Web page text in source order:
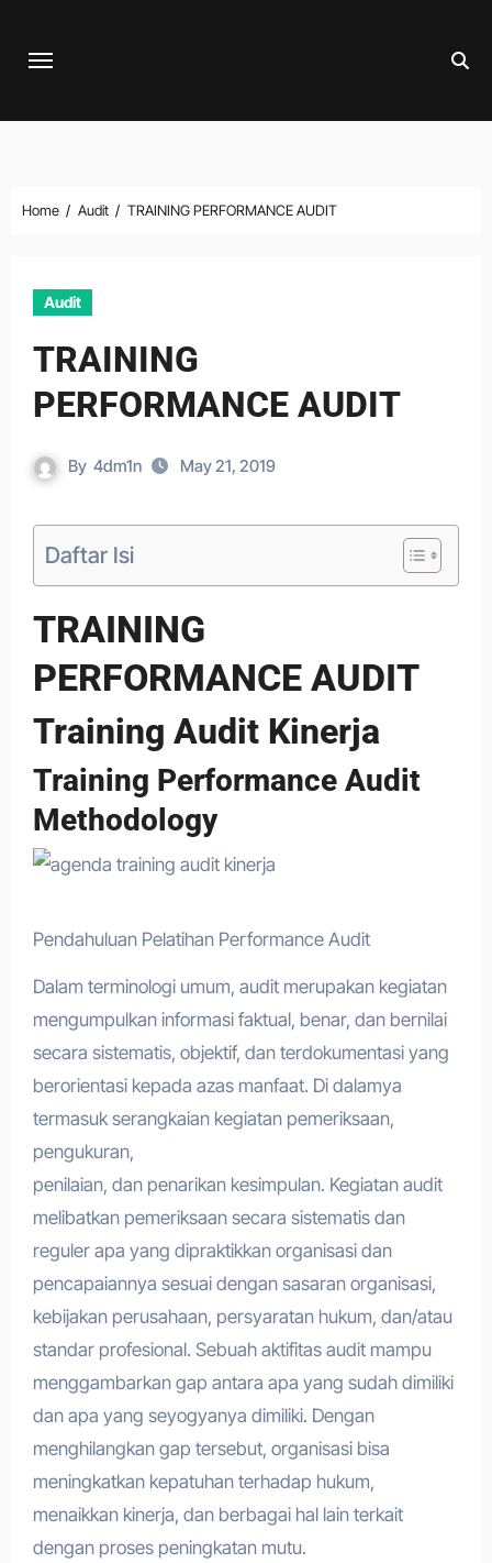
Home Audit TRAINING PERFORMANCE AUDIT
Audit
TRAINING
PERFORMANCE AUDIT
By 4dm1n May 21, 2019
Daftar Isi
TRAINING
PERFORMANCE AUDIT
Training Audit Kinerja
Training Performance Audit
Methodology
Pendahuluan Pelatihan Performance Audit
Dalam terminologi umum, audit merupakan kegiatan
mengumpulkan informasi faktual, benar, dan bernilai
secara sistematis, objektif, dan terdokumentasi yang
berorientasi kepada azas manfaat. Di dalamya
termasuk serangkaian kegiatan pemeriksaan,
pengukuran,
penilaian, dan penarikan kesimpulan. Kegiatan audit
melibatkan pemeriksaan secara sistematis dan
reguler apa yang dipraktikkan organisasi dan
pencapaiannya sesuai dengan sasaran organisasi,
kebijakan perusahaan, persyaratan hukum, dan/atau
standar profesional. Sebuah aktifitas audit mampu
menggambarkan gap antara apa yang sudah dimiliki
dan apa yang seyogyanya dimiliki. Dengan
menghilangkan gap tersebut, organisasi bisa
meningkatkan kepatuhan terhadap hukum,
menaikkan kinerja, dan berbagai hal lain terkait
dengan proses peningkatan mutu.